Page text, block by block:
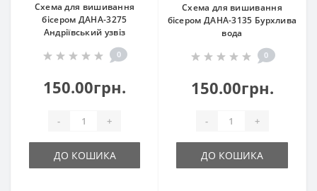
Схема для вишивання
бісером ДАНА-3275
Андріївський узвіз
0
150.00грн.
- +
ДО КОШИКА
Схема для вишивання
бісером ДАНА-3135 Бурхлива
вода
0
150.00грн.
- +
ДО КОШИКА